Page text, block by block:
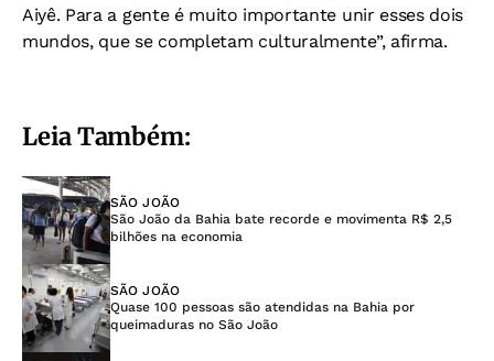
Aiyê. Para a gente é muito importante unir esses dois
mundos, que se completam culturalmente”, afirma.
Leia Também:
SÃO JOÃO
São João da Bahia bate recorde e movimenta R$ 2,5
bilhões na economia
SÃO JOÃO
Quase 100 pessoas são atendidas na Bahia por
queimaduras no São João